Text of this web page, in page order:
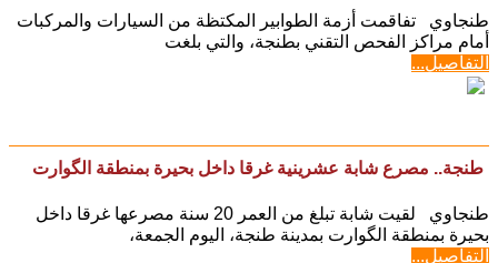
مراكز الفحص التقني بطنجة
طنجاوي تفاقمت أزمة الطوابير المكتظة من السيارات والمركبات
أمام مراكز الفحص التقني بطنجة، والتي بلغت
طنجة.. مصرع شابة عشرينية غرقا داخل بحيرة بمنطقة الگوارت